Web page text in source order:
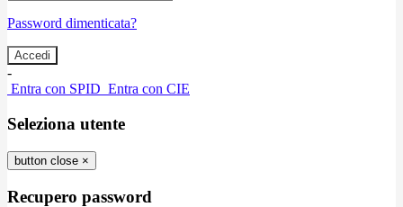
Password dimenticata?
-
Entra con SPID Entra con CIE
Seleziona utente
button close ×
Recupero password